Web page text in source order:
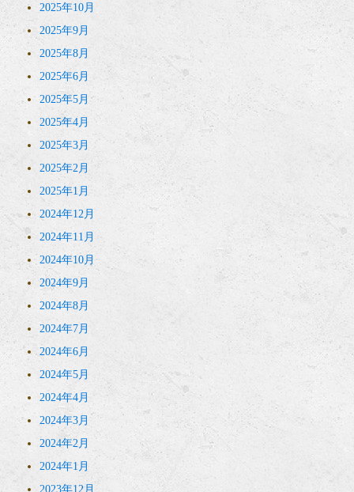
2025年10月
2025年9月
2025年8月
2025年6月
2025年5月
2025年4月
2025年3月
2025年2月
2025年1月
2024年12月
2024年11月
2024年10月
2024年9月
2024年8月
2024年7月
2024年6月
2024年5月
2024年4月
2024年3月
2024年2月
2024年1月
2023年12月